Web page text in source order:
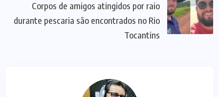
Corpos de amigos atingidos por raio
durante pescaria são encontrados no Rio
Tocantins